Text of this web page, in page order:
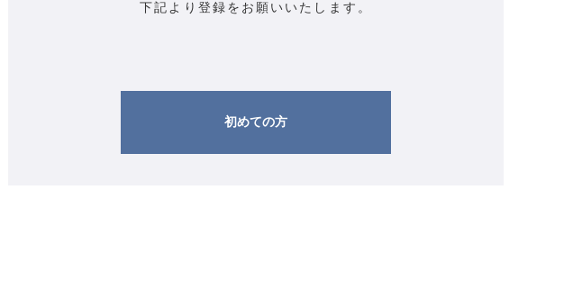
下記より登録をお願いいたします。
初めての方